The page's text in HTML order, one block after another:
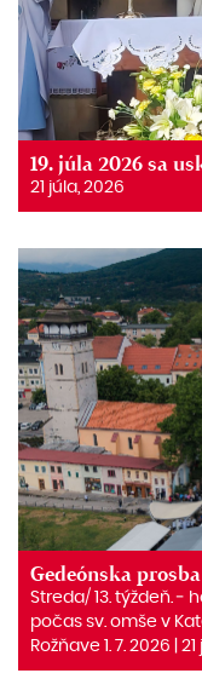
19. júla 2026 sa
21 júla, 2026
Gedeónska
Streda/ 13. týždeň. ‒
počas sv. omše v
Rožňave 1. 7. 2026 |